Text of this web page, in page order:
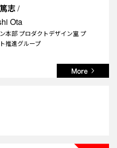
志/
Ota
本部 プロダクトデザイン室 プ
推進グループ